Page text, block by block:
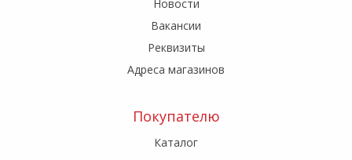
Новости
Вакансии
Реквизиты
Адреса магазинов
Покупателю
Каталог